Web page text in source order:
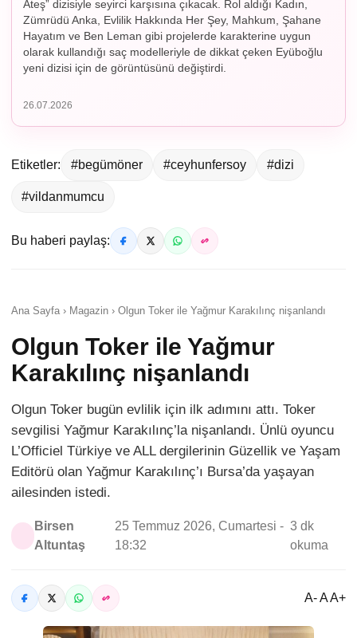
Ateş” dizisiyle seyirci karşısına çıkacak. Rol aldığı Kadın,
Zümrüdü Anka, Evlilik Hakkında Her Şey, Mahkum, Şahane
Hayatım ve Ben Leman gibi projelerde karakterine uygun
olarak kullandığı saç modelleriyle de dikkat çeken Eyüboğlu
yeni dizisi için de görüntüsünü değiştirdi.
26.07.2026
Etiketler: #begümöner #ceyhunfersoy #dizi
#vildanmumcu
Bu haberi paylaş:
Ana Sayfa › Magazin › Olgun Toker ile Yağmur Karakılınç nişanlandı
Olgun Toker ile Yağmur
Karakılınç nişanlandı
Olgun Toker bugün evlilik için ilk adımını attı. Toker
sevgilisi Yağmur Karakılınç’la nişanlandı. Ünlü oyuncu
L’Officiel Türkiye ve ALL dergilerinin Güzellik ve Yaşam
Editörü olan Yağmur Karakılınç’ı Bursa’da yaşayan
ailesinden istedi.
Birsen
Altuntaş
25 Temmuz 2026, Cumartesi -
18:32
3 dk
okuma
A- A A+